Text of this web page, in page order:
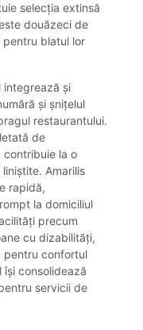
selecția extinsă
douăzeci de
blatul lor
integrează și
și șnițelul
restaurantului.
de
contribuie la o
Amarilis
rapidă,
la domiciliul
precum
cu dizabilități,
pentru confortul
consolidează
servicii de